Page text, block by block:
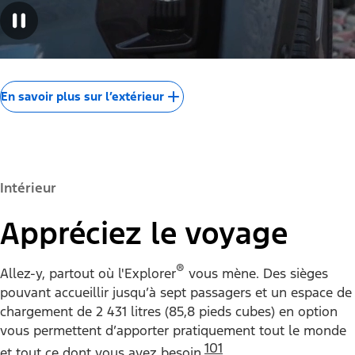
En savoir plus sur l’extérieur
Intérieur
Appréciez le voyage
Allez-y, partout où l'Explorer® vous mène. Des sièges
pouvant accueillir jusqu’à sept passagers et un espace de
chargement de 2 431 litres (85,8 pieds cubes) en option
vous permettent d’apporter pratiquement tout le monde
101